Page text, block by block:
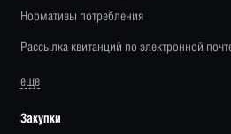
Нормативы потребления
Рассылка квитанций по электронной
еще
Закупки